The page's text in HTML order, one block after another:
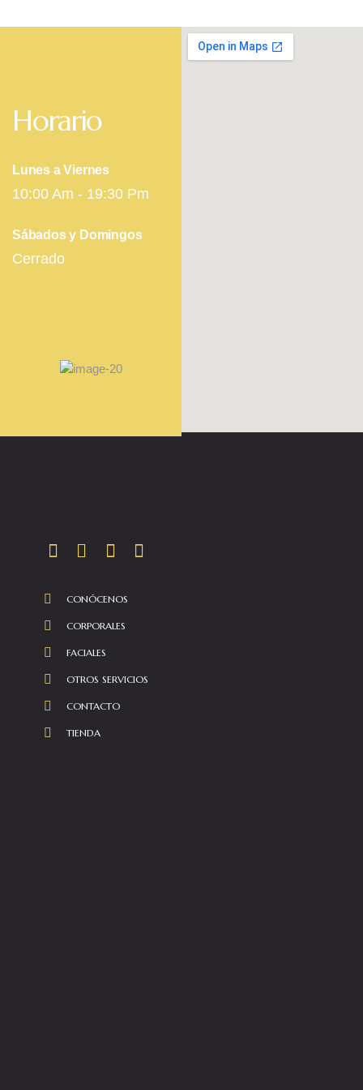
Horario
Lunes a Viernes
10:00 Am - 19:30 Pm
Sábados y Domingos
Cerrado
CONÓCENOS
CORPORALES
FACIALES
OTROS SERVICIOS
CONTACTO
TIENDA